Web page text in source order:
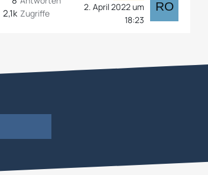
Zugriffe
2,1k
2. April 2022 um
18:23